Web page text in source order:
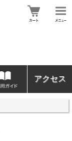
アクセス